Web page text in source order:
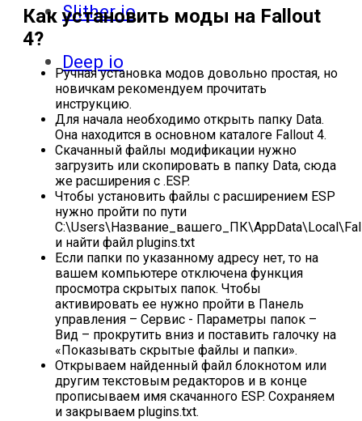
Slither io
Deep io
Как установить моды на Fallout
4?
Ручная установка модов довольно простая, но
новичкам рекомендуем прочитать
инструкцию.
Для начала необходимо открыть папку Data.
Она находится в основном каталоге Fallout 4.
Скачанный файлы модификации нужно
загрузить или скопировать в папку Data, сюда
же расширения с .ESP.
Чтобы установить файлы с расширением ESP
нужно пройти по пути
и найти файл plugins.txt
Если папки по указанному адресу нет, то на
вашем компьютере отключена функция
просмотра скрытых папок. Чтобы
активировать ее нужно пройти в Панель
управления – Сервис - Параметры папок –
Вид – прокрутить вниз и поставить галочку на
«Показывать скрытые файлы и папки».
Открываем найденный файл блокнотом или
другим текстовым редакторов и в конце
прописываем имя скачанного ESP. Сохраняем
и закрываем plugins.txt.